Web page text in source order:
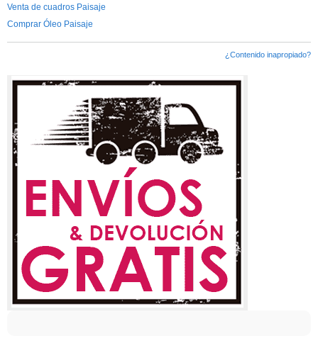
Venta de cuadros Paisaje
Comprar Óleo Paisaje
¿Contenido inapropiado?